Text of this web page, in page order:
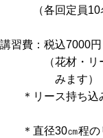
（各回定員10
講習費：税込7000円
（花材・リー
みます）
＊リース持ち込
＊直径30㎝程の